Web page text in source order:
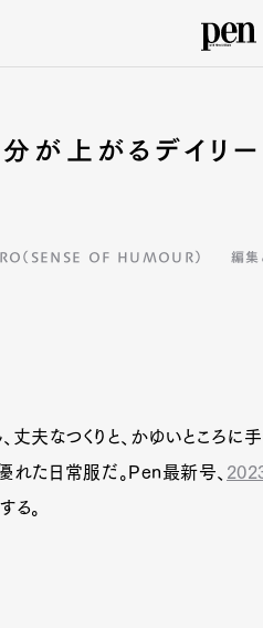
が上がるデイリ
（SENSE OF HUMOUR） 編集
丈夫なつくりと、かゆいところ
れた日常服だ。Pen最新号、
る。